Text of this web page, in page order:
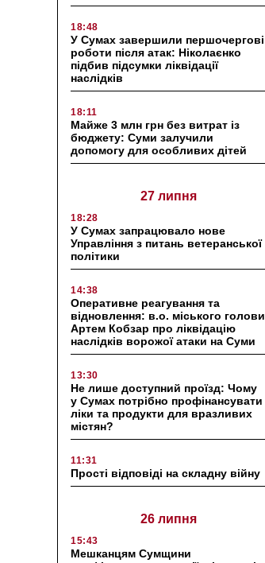
18:48
У Сумах завершили першочергові
роботи після атак: Ніколаєнко
підбив підсумки ліквідації
наслідків
18:11
Майже 3 млн грн без витрат із
бюджету: Суми залучили
допомогу для особливих дітей
27 липня
18:28
У Сумах запрацювало нове
Управління з питань ветеранської
політики
14:38
Оперативне реагування та
відновлення: в.о. міського голови
Артем Кобзар про ліквідацію
наслідків ворожої атаки на Суми
13:30
Не лише доступний проїзд: Чому
у Сумах потрібно профінансувати
ліки та продукти для вразливих
містян?
11:31
Прості відповіді на складну війну
26 липня
15:43
Мешканцям Сумщини